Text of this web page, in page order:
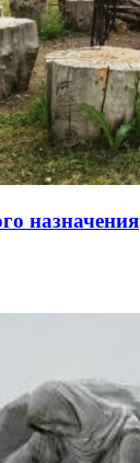
назначения